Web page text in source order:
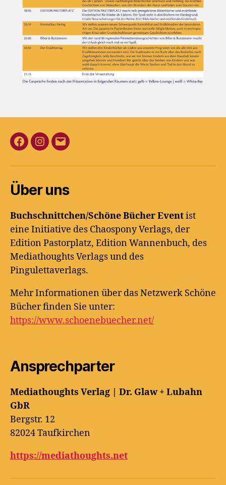
Facebook
Instagram
E-
Über uns
Buchschnittchen/Schöne Bücher Eventist
eine Initiative des Chaospony Verlags, der
Edition Pastorplatz, Edition Wannenbuch, des
Mediathoughts Verlags und des
Pingulettaverlags.
Mehr Informationen über das Netzwerk Schöne
Bücher finden Sie unter:
https://www.schoenebuecher.net/
Ansprechparter
Mediathoughts Verlag | Dr. Glaw + Lubahn
GbR
Bergstr. 12
82024 Taufkirchen
https://mediathoughts.net